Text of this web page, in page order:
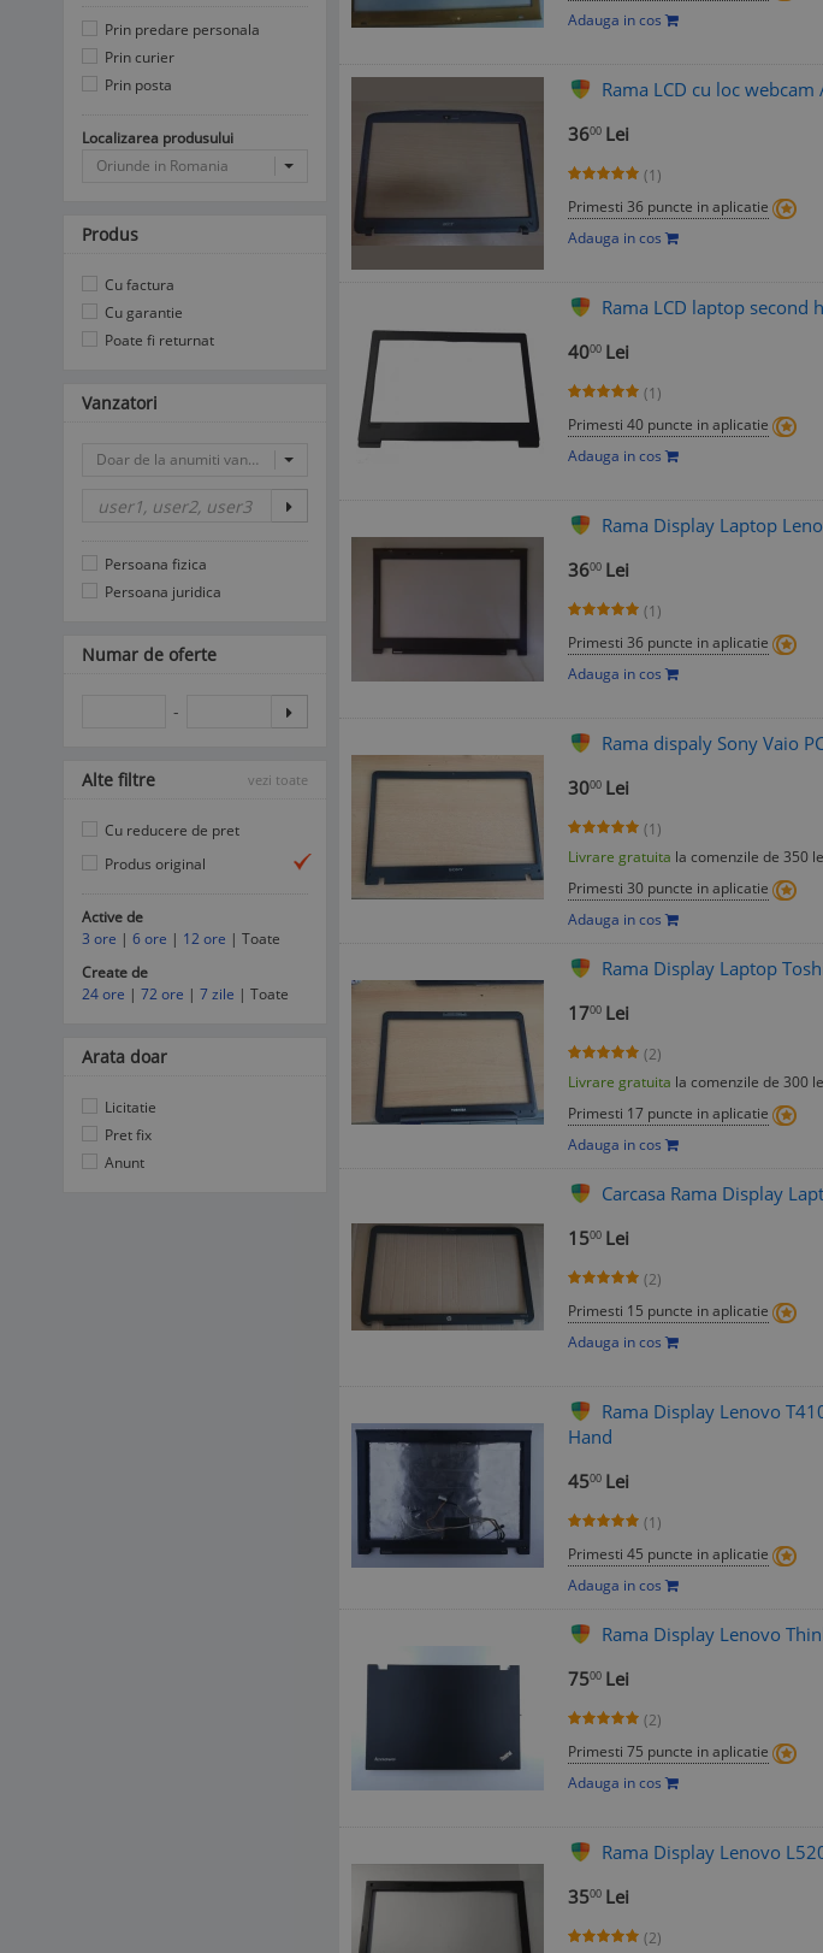
Adauga in cos
Rama LCD cu loc
3600 Lei
(1)
Primesti 36 puncte in aplicatie
Adauga in cos
Rama LCD laptop second
4000 Lei
(1)
Primesti 40 puncte in aplicatie
Adauga in cos
Rama Display Laptop
3600 Lei
(1)
Primesti 36 puncte in aplicatie
Adauga in cos
Rama dispaly Sony Vaio
3000 Lei
(1)
Livrare gratuita la comenzile de 350
Primesti 30 puncte in aplicatie
Adauga in cos
Rama Display Laptop
1700 Lei
(2)
Livrare gratuita la comenzile de 300
Primesti 17 puncte in aplicatie
Adauga in cos
Carcasa Rama Display
1500 Lei
(2)
Primesti 15 puncte in aplicatie
Adauga in cos
Rama Display Lenovo
Hand
4500 Lei
(1)
Primesti 45 puncte in aplicatie
Adauga in cos
Rama Display Lenovo
7500 Lei
(2)
Primesti 75 puncte in aplicatie
Adauga in cos
Rama Display Lenovo
3500 Lei
(2)
Prin predare personala
Prin curier
Prin posta
Localizarea produsului
Oriunde in Romania
Produs
Cu factura
Cu garantie
Poate fi returnat
Vanzatori
Doar de la anumiti vanzatori
Persoana fizica
Persoana juridica
Numar de oferte
-
Alte filtre vezi toate
Cu reducere de pret
Produs original
Active de
3 ore | 6 ore | 12 ore | Toate
Create de
24 ore | 72 ore | 7 zile | Toate
Arata doar
Licitatie
Pret fix
Anunt